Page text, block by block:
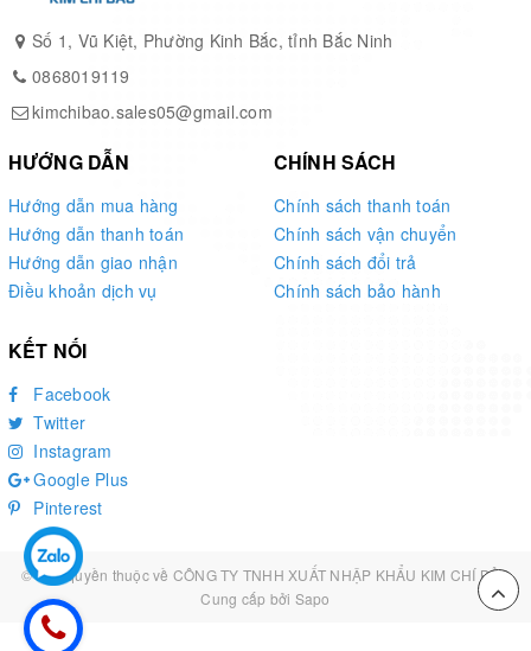
không khỏi choáng váng. Vì có rất nhiều thương hiệu và
chủng loại máy được bày bán. Mọi thương hiệu và nhà
cung cấp đều tuyên bố có chất lượng tốt với giá tốt. Vậy
làm sao để khách hàng chọn được dòng máy thực sự chất
lượng và gặp được nhà cung cấp thực sự có tâm.
Với hơn 10 năm kinh nghiệm kinh doanh và cung cấp mấy
móc củaKim Chí Bảo
luôn mong muốn mỗi khách hàng
của mình tìm thấy một sản phẩm chất lượng. Vì vậy, chúng
từng sản phẩm để đảm bảo uy tín và sự phát triển bền
vững của Kim Chí Bảo.
Số 1, Vũ Kiệt, Phường Kinh Bắc, tỉnh Bắc Ninh
0868019119
kimchibao.sales05@gmail.com
HƯỚNG DẪN
Hướng dẫn mua hàng
Hướng dẫn thanh toán
Hướng dẫn giao nhận
Điều khoản dịch vụ
CHÍNH SÁCH
Chính sách thanh toán
Chính sách vận chuyển
Chính sách đổi trả
Chính sách bảo hành
KẾT NỐI
Facebook
Twitter
Instagram
Google Plus
Pinterest
© Bản quyền thuộc về CÔNG TY TNHH XUẤT NHẬP KHẨU KIM CHÍ BẢO
Cung cấp bởi Sapo